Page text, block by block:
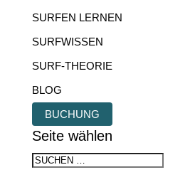
SURFEN LERNEN
SURFWISSEN
SURF-THEORIE
BLOG
BUCHUNG
Seite wählen